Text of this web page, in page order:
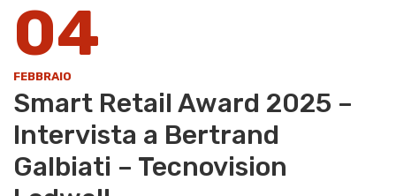
04
FEBBRAIO
Smart Retail Award 2025 –
Intervista a Bertrand
Galbiati – Tecnovision